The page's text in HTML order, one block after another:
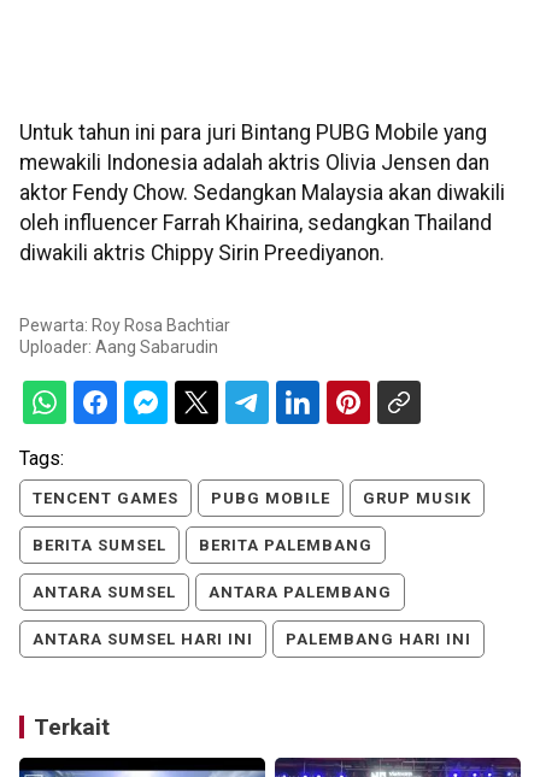
Untuk tahun ini para juri Bintang PUBG Mobile yang
mewakili Indonesia adalah aktris Olivia Jensen dan
aktor Fendy Chow. Sedangkan Malaysia akan diwakili
oleh influencer Farrah Khairina, sedangkan Thailand
diwakili aktris Chippy Sirin Preediyanon.
Pewarta: Roy Rosa Bachtiar
Uploader: Aang Sabarudin
Tags:
TENCENT GAMES PUBG MOBILE GRUP MUSIK
BERITA SUMSEL BERITA PALEMBANG
ANTARA SUMSEL ANTARA PALEMBANG
ANTARA SUMSEL HARI INI PALEMBANG HARI INI
Terkait